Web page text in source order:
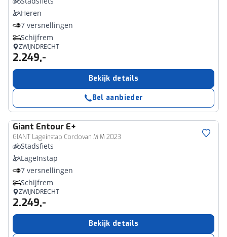
Heren
7 versnellingen
Schijfrem
ZWIJNDRECHT
2.249,-
Bekijk details
Bel aanbieder
Giant Entour E+
GIANT Lageinstap Cordovan M M 2023
Stadsfiets
LageInstap
7 versnellingen
Schijfrem
ZWIJNDRECHT
2.249,-
Bekijk details